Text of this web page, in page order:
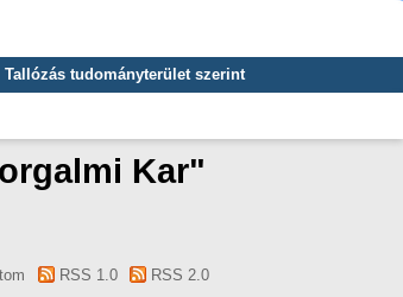
Tallózás tudományterület szerint
Kar"
RSS 1.0 RSS 2.0